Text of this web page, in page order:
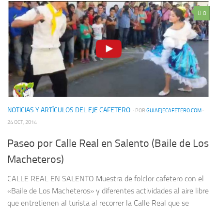
0
NOTICIAS Y ARTÍCULOS DEL EJE CAFETERO · POR GUIAEJECAFETERO.COM ·
24 OCT, 2014
Paseo por Calle Real en Salento (Baile de Los
Macheteros)
CALLE REAL EN SALENTO Muestra de folclor cafetero con el
«Baile de Los Macheteros» y diferentes actividades al aire libre
que entretienen al turista al recorrer la Calle Real que se